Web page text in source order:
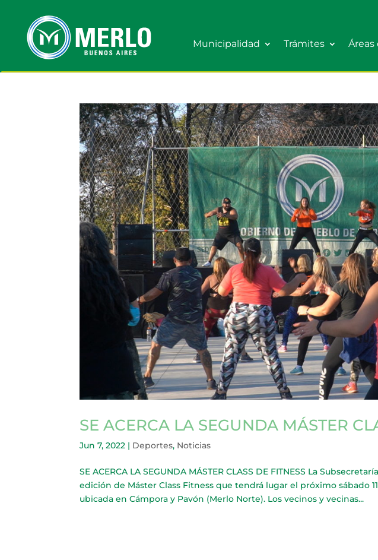
Municipalidad Trámites
SE ACERCA LA SEGUNDA MÁSTER
Jun 7, 2022 | Deportes, Noticias
SE ACERCA LA SEGUNDA MÁSTER CLASS DE FITNESS La
edición de Máster Class Fitness que tendrá lugar el próximo sábado
ubicada en Cámpora y Pavón (Merlo Norte). Los vecinos y vecinas...